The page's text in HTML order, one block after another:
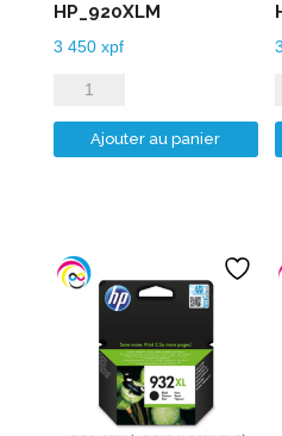
HP_920XLM
3 450 xpf
quantité
de
HP_920XLM
Ajouter au panier